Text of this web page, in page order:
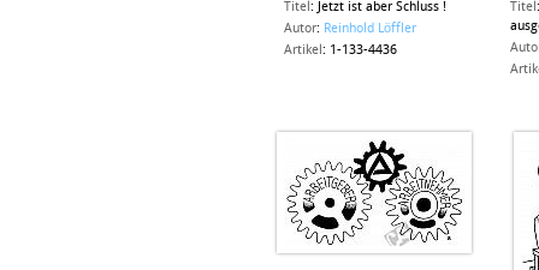
Titel :
Jetzt ist aber Schluss !
Autor: Reinhold Löffler
Artikel : 1-133-4436
Titel